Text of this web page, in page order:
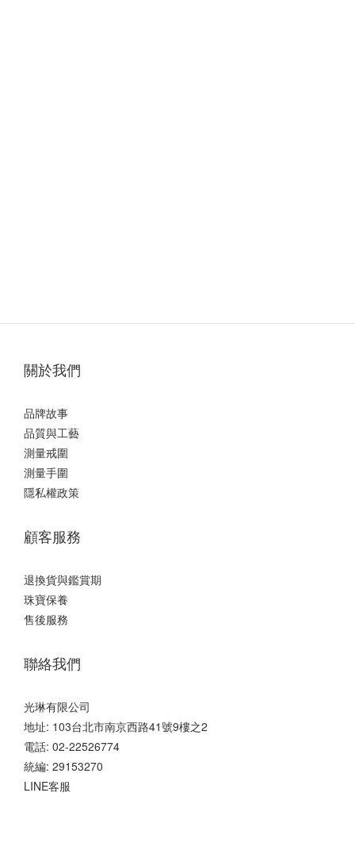
關於我們
品牌故事
品質與工藝
測量戒圍
測量手圍
隱私權政策
顧客服務
退換貨與鑑賞期
珠寶保養
售後服務
聯絡我們
光琳有限公司
地址: 103台北市南京西路41號9樓之2
電話: 02-22526774
統編: 29153270
LINE客服